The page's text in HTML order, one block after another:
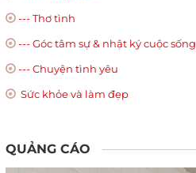
--- Thơ tình
--- Góc tâm sự & nhật ký cuộc sống
--- Chuyện tình yêu
Sức khỏe và làm đẹp
QUẢNG CÁO